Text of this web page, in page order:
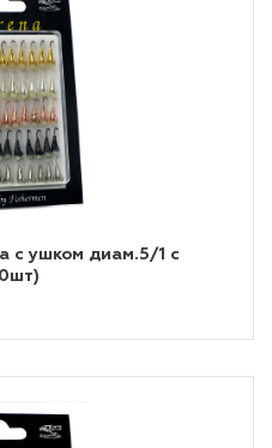
с ушком диам.5/1 с